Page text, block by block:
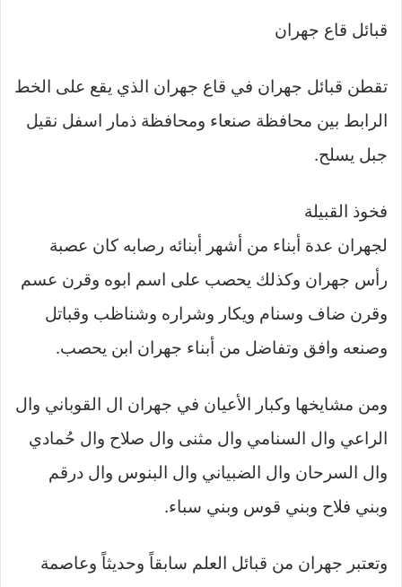
قبائل قاع جهران
تقطن قبائل جهران في قاع جهران الذي يقع على الخط
الرابط بين محافظة صنعاء ومحافظة ذمار اسفل نقيل
جبل يسلح.
فخوذ القبيلة
لجهران عدة أبناء من أشهر أبنائه رصابه كان عصبة
رأس جهران وكذلك يحصب على اسم ابوه وقرن عسم
وقرن ضاف وسنام ويكار وشراره وشناظب وقباتل
وصنعه وافق وتفاضل من أبناء جهران ابن يحصب.
ومن مشايخها وكبار الأعيان في جهران ال القوباني وال
الراعي وال السنامي وال مثنى وال صلاح وال حُمادي
وال السرحان وال الضبياني وال البنوس وال درقم
وبني فلاح وبني قوس وبني سباء.
وتعتبر جهران من قبائل العلم سابقاً وحديثاً وعاصمة